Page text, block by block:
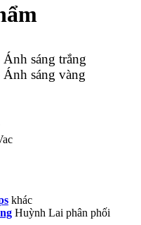
sáng trắng
sáng vàng
khác
Huỳnh Lai phân phối